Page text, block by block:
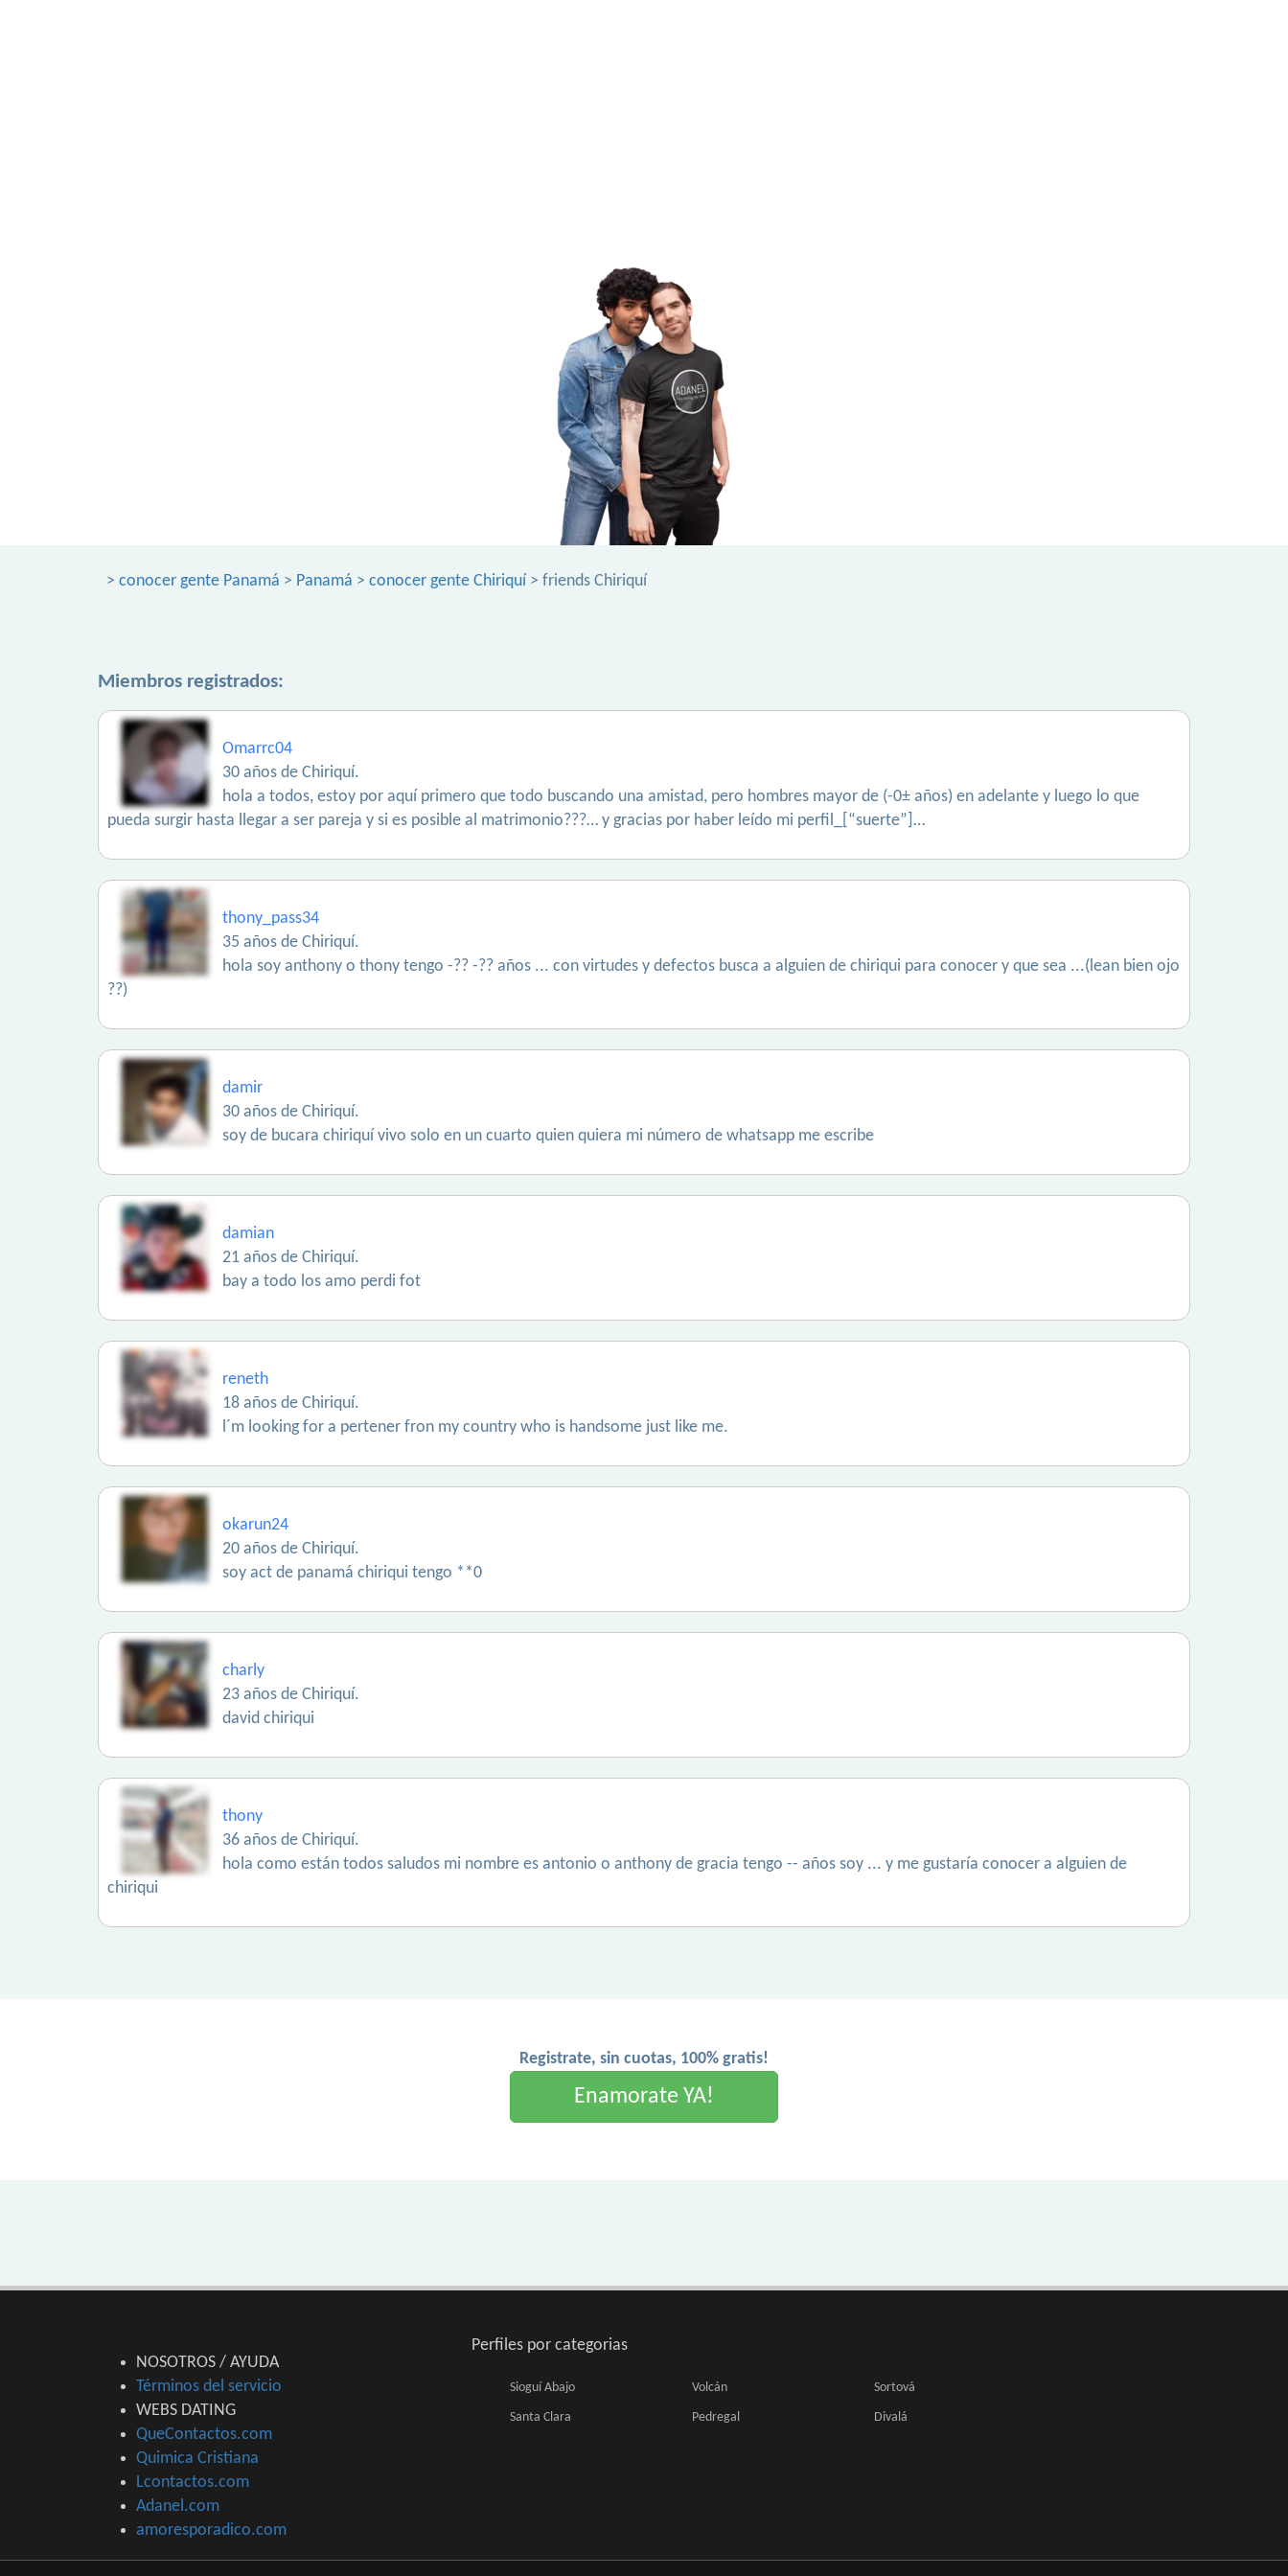
> conocer gente Panamá > Panamá > conocer gente Chiriquí > friends Chiriquí
Miembros registrados:
Omarrc04
30 años de Chiriquí.
hola a todos, estoy por aquí primero que todo buscando una amistad, pero hombres mayor de (-0± años) en adelante y luego lo que
pueda surgir hasta llegar a ser pareja y si es posible al matrimonio???… y gracias por haber leído mi perfil_[“suerte”]…
thony_pass34
35 años de Chiriquí.
hola soy anthony o thony tengo -?? -?? años ... con virtudes y defectos busca a alguien de chiriqui para conocer y que sea ...(lean bien ojo
??)
damir
30 años de Chiriquí.
soy de bucara chiriquí vivo solo en un cuarto quien quiera mi número de whatsapp me escribe
damian
21 años de Chiriquí.
bay a todo los amo perdi fot
reneth
18 años de Chiriquí.
l´m looking for a pertener fron my country who is handsome just like me.
okarun24
20 años de Chiriquí.
soy act de panamá chiriqui tengo **0
charly
23 años de Chiriquí.
david chiriqui
thony
36 años de Chiriquí.
hola como están todos saludos mi nombre es antonio o anthony de gracia tengo -- años soy ... y me gustaría conocer a alguien de
chiriqui
Registrate, sin cuotas, 100% gratis!
Enamorate YA!
NOSOTROS / AYUDA
Términos del servicio
WEBS DATING
QueContactos.com
Quimica Cristiana
Lcontactos.com
Adanel.com
amoresporadico.com
Perfiles por categorias
Sioguí Abajo Volcán Sortová
Santa Clara Pedregal Divalá